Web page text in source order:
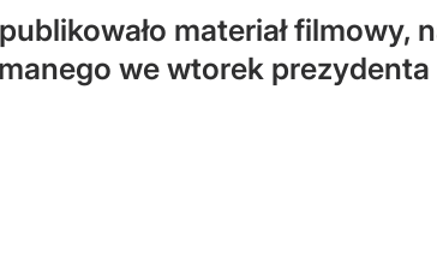
materiał
we wtorek